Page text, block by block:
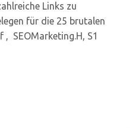
Links zu
für die 25 brutalen
, SEOMarketing.H, S1